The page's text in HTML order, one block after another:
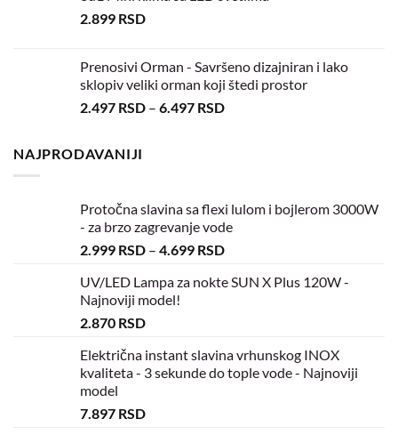
2.899 RSD
Prenosivi Orman - Savršeno dizajniran i lako
sklopiv veliki orman koji štedi prostor
2.497 RSD – 6.497 RSD
NAJPRODAVANIJI
Protočna slavina sa flexi lulom i bojlerom 3000W
- za brzo zagrevanje vode
2.999 RSD – 4.699 RSD
UV/LED Lampa za nokte SUN X Plus 120W -
Najnoviji model!
2.870 RSD
Električna instant slavina vrhunskog INOX
kvaliteta - 3 sekunde do tople vode - Najnoviji
model
7.897 RSD